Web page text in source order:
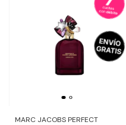
MARC JACOBS PERFECT